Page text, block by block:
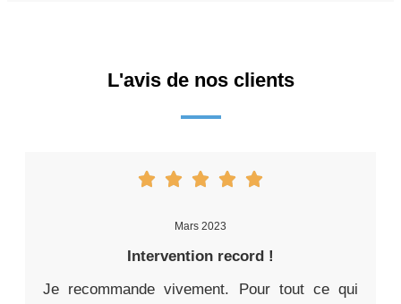
L'avis de nos clients
Mars 2023
Intervention record !
Je recommande vivement. Pour tout ce qui